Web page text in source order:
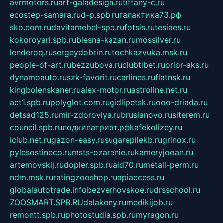
avrmotors.ruart-galadesign.rutiffany-c.ru
ecostep-samara.rud-p.spb.ruгалактика73.рф
sko.com.rudavitamebel-spb.rufotsis.rutesiaes.ru
kokoroyari.spb.rublesna-kazan.rumossilver.ru
lenderoq.rusergeydobrin.rutochkazvuka.msk.ru
people-of-art.rubezzubova.ruclubtibet.ruorior-aks.ru
dynamoauto.ruszk-favorit.rucarlines.ruflatnsk.ru
kingbolenskaner.rualex-motor.ruastroline.net.ru
act1.spb.rupolyglot.com.rugidlipetsk.ruooo-driada.ru
detsad125.rumir-zdoroviya.rubruslanovo.rusiterem.ru
council.spb.ruлодкипатриот.рфkafekolizey.ru
iclub.net.rugazon-easy.rusugarepilekb.rugrinox.ru
pylesostineco.rumsts-ozarenie.rukameryjooan.ru
artemovskij.rudopler.spb.ruaid70.rumetall-perm.ru
ndm.msk.ruratingzooshop.ruapiaccess.ru
globalautotrade.infobezverhovskoe.rudrsschool.ru
ZOOSMART.SPB.RUdalakony.rumedikijob.ru
remontt.spb.ruphotostudia.spb.rumyragon.ru